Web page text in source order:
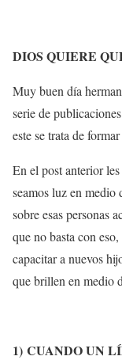
DIOS QUIERE
Muy buen día
serie de
este se trata de
En el post anterior
seamos luz en medio
sobre esas personas
que no basta con
capacitar a nuevos
que brillen en medio
1) CUANDO UN